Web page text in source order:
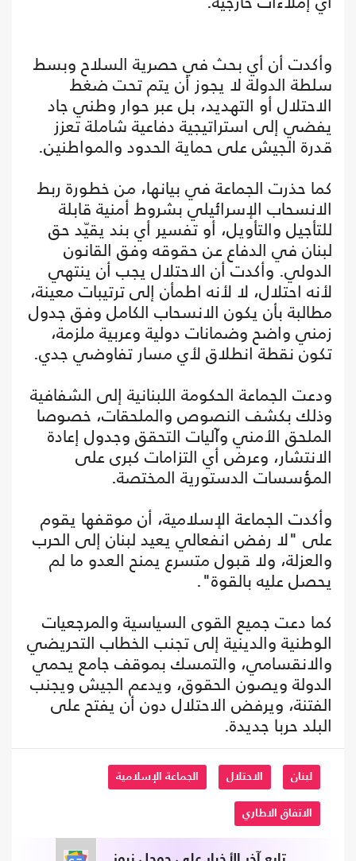
وأكدت أن أي بحث في حصرية السلاح وبسط
سلطة الدولة لا يجوز أن يتم تحت ضغط
الاحتلال أو التهديد، بل عبر حوار وطني جاد
يفضي إلى استراتيجية دفاعية شاملة تعزز
قدرة الجيش على حماية الحدود والمواطنين.
كما حذرت الجماعة في بيانها، من خطورة ربط
الانسحاب الإسرائيلي بشروط أمنية قابلة
للتأجيل والتأويل، أو تفسير أي بند يقيّد حق
لبنان في الدفاع عن حقوقه وفق القانون
الدولي. وأكدت أن الاحتلال يجب أن ينتهي
لأنه احتلال، لا لأنه اطمأن إلى ترتيبات معينة،
مطالبة بأن يكون الانسحاب الكامل وفق جدول
زمني واضح وضمانات دولية وعربية ملزمة،
تكون نقطة انطلاق لأي مسار تفاوضي جدي.
ودعت الجماعة الحكومة اللبنانية إلى الشفافية
وذلك بكشف النصوص والملحقات، خصوصا
الملحق الأمني وآليات التحقق وجدول إعادة
الانتشار، وعرض أي التزامات كبرى على
المؤسسات الدستورية المختصة.
وأكدت الجماعة الإسلامية، أن موقفها يقوم
على "لا رفض انفعالي يعيد لبنان إلى الحرب
والعزلة، ولا قبول متسرع يمنح العدو ما لم
يحصل عليه بالقوة".
كما دعت جميع القوى السياسية والمرجعيات
الوطنية والدينية إلى تجنب الخطاب التحريضي
والانقسامي، والتمسك بموقف جامع يحمي
الدولة ويصون الحقوق، ويدعم الجيش ويجنب
الفتنة، ويرفض الاحتلال دون أن يفتح على
البلد حربا جديدة.
لبنان الاحتلال الجماعة الإسلامية
الاتفاق الاطاري